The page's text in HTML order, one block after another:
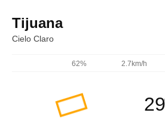
Tijuana
Cielo Claro
62% 2.7km/h
29